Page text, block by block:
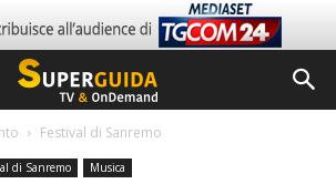
Festival di Sanremo
di Sanremo Musica